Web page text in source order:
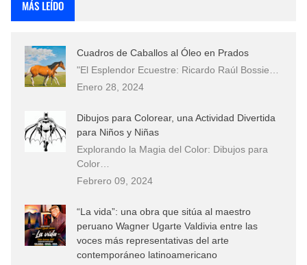
MÁS LEÍDO
Cuadros de Caballos al Óleo en Prados
"El Esplendor Ecuestre: Ricardo Raúl Bossie…
Enero 28, 2024
Dibujos para Colorear, una Actividad Divertida
para Niños y Niñas
Explorando la Magia del Color: Dibujos para
Color…
Febrero 09, 2024
“La vida”: una obra que sitúa al maestro
peruano Wagner Ugarte Valdivia entre las
voces más representativas del arte
contemporáneo latinoamericano